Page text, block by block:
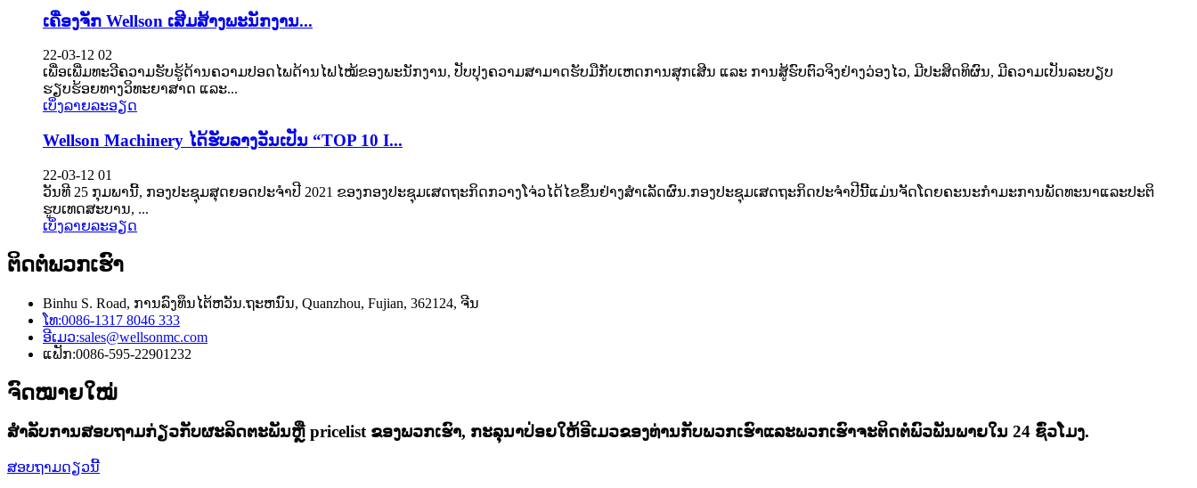
ເຄື່ອງຈັກ Wellson ເສີມສ້າງພະນັກງານ...
22-03-12 02
​ເພື່ອ​ເພີ່ມ​ທະວີ​ຄວາມ​ຮັບ​ຮູ້​ດ້ານ​ຄວາມ​ປອດ​ໄພ​ດ້ານ​ໄຟ​ໄໝ້​ຂອງ​ພະນັກງານ, ປັບປຸງ​ຄວາມ​ສາມາດ​ຮັບ​ມື​ກັບ​ເຫດການ​ສຸກ​ເສີນ ​ແລະ ການ​ສູ້​ຮົບ​ຕົວ​ຈິງ​ຢ່າງ​ວ່ອງ​ໄວ, ມີ​ປະສິດທິ​ຜົນ, ມີ​ຄວາມ​ເປັນ​ລະບຽບ​
ຮຽບຮ້ອຍ​ທາງ​ວິທະຍາສາດ ​ແລະ...
ເບິ່ງ​ລາຍ​ລະ​ອຽດ
Wellson Machinery ໄດ້ຮັບລາງວັນເປັນ “TOP 10 I...
22-03-12 01
ວັນ​ທີ 25 ກຸມພາ​ນີ້, ກອງ​ປະຊຸມ​ສຸດ​ຍອດ​ປະຈຳ​ປີ 2021 ຂອງ​ກອງ​ປະຊຸມ​ເສດຖະກິດ​ກວາງ​ໂຈ່​ວ​ໄດ້​ໄຂ​ຂຶ້ນ​ຢ່າງ​ສຳ​ເລັດ​ຜົນ.ກອງ​ປະ​ຊຸມ​ເສດ​ຖະ​ກິດ​ປະ​ຈໍາ​ປີ​ນີ້​ແມ່ນ​ຈັດ​ໂດຍ​ຄະ​ນະ​ກໍາ​ມະ​ການ​ພັດ​ທະ​ນາ​ແລະ​ປະ​ຕິ​
ຮູບ​ເທດ​ສະ​ບານ​, ...
ເບິ່ງ​ລາຍ​ລະ​ອຽດ
ຕິດ​ຕໍ່​ພວກ​ເຮົາ
Binhu S. Road, ການລົງທຶນໄຕ້ຫວັນ.ຖະຫນົນ, Quanzhou, Fujian, 362124, ຈີນ
ໂທ:0086-1317 8046 333
ອີເມວ:sales@wellsonmc.com
ແຟັກ:0086-595-22901232
ຈົດໝາຍໃໝ່
ສໍາ​ລັບ​ການ​ສອບ​ຖາມ​ກ່ຽວ​ກັບ​ຜະ​ລິດ​ຕະ​ພັນ​ຫຼື pricelist ຂອງ​ພວກ​ເຮົາ​, ກະ​ລຸ​ນາ​ປ່ອຍ​ໃຫ້​ອີ​ເມວ​ຂອງ​ທ່ານ​ກັບ​ພວກ​ເຮົາ​ແລະ​ພວກ​ເຮົາ​ຈະ​ຕິດ​ຕໍ່​ພົວ​ພັນ​ພາຍ​ໃນ 24 ຊົ່ວ​ໂມງ​.
ສອບຖາມດຽວນີ້